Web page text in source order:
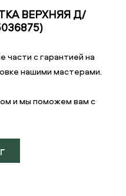
ВЕРХНЯЯ Д/
с гарантией на
нашими мастерами.
и мы поможем вам с